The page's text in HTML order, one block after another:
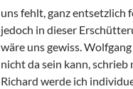
uns fehlt, ganz entsetzlich
jedoch in dieser
wäre uns gewiss.
nicht da sein kann,
Richard werde ich